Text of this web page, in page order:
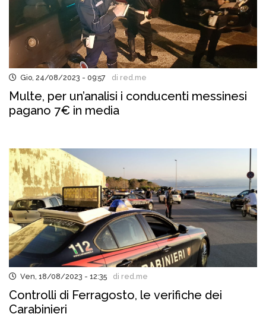
Gio, 24/08/2023 - 09:57 di red.me
Multe, per un’analisi i conducenti messinesi
pagano 7€ in media
Ven, 18/08/2023 - 12:35 di red.me
Controlli di Ferragosto, le verifiche dei
Carabinieri